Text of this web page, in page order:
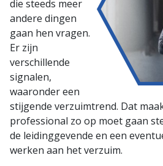
die steeds meer
andere dingen
gaan hen vragen.
Er zijn
verschillende
signalen,
waaronder een
stijgende verzuimtrend. Dat
professional zo op moet gaan
de leidinggevende en een
werken aan het verzuim.